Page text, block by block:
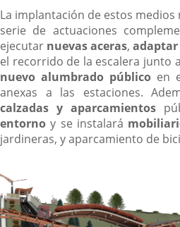
La implantación de estos
serie de actuaciones
ejecutar nuevas aceras, adaptar
el recorrido de la escalera junto
nuevo alumbrado público en
anexas a las estaciones.
calzadas y aparcamientos
entorno y se instalará
jardineras, y aparcamiento de